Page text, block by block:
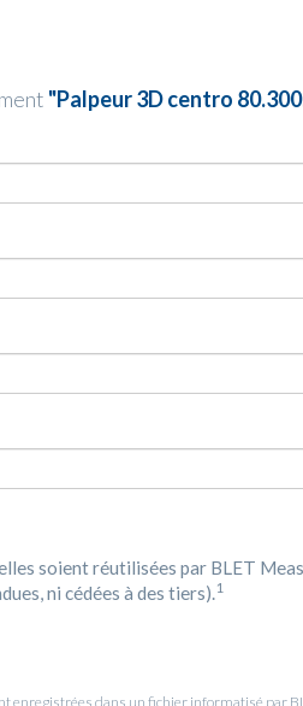
"Palpeur 3D centro
soient réutilisées par BLET
ni cédées à des tiers).1
enregistrées dans un fichier informatisé par